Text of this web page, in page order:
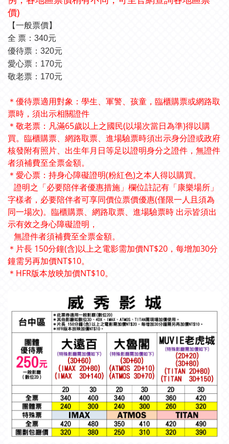
價)
【一般票價】
全 票：340元
優待票：320元
愛心票：170元
敬老票：170元
＊優待票適用對象：學生、軍警、孩童，臨櫃購票或網路取
票時，須出示相關證件
＊敬老票：凡滿65歲以上之國民(以場次當日為準)得以購
買。臨櫃購票、網路取票、進場驗票時須出示身分證或政府
核發附有照片、出生年月日等足以證明身分之證件，無證件
者須補費至全票金額。
＊愛心票：持身心障礙證明(粉紅色)之本人得以購買。
證明之「必要陪伴者優惠措施」欄位註記有「康樂場所」
字樣者，必要陪伴者可享同價位票價優惠(僅限一人且須為
同一場次)。臨櫃購票、網路取票、進場驗票時 出示皆須出
示有效之身心障礙證明，
無證件者須補費至全票金額。
＊片長 150分鐘(含)以上之電影需加價NT$20，每增加30分
鐘需另再加價NT$10。
＊HFR版本放映加價NT$10。